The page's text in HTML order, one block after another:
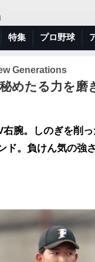
特集 プロ野球
Generations
めたる力を磨
腕。しのぎを削
ド。負けん気の強